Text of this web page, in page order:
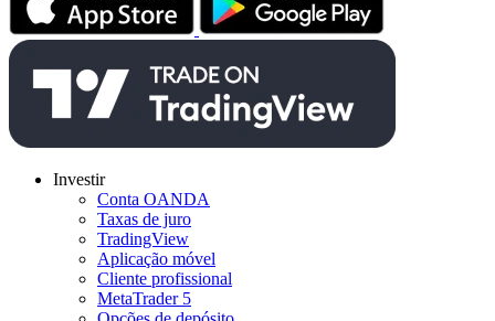
Investir
Conta OANDA
Taxas de juro
TradingView
Aplicação móvel
Cliente profissional
MetaTrader 5